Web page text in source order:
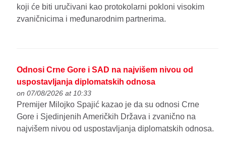
koji će biti uručivani kao protokolarni pokloni visokim
zvaničnicima i međunarodnim partnerima.
Odnosi Crne Gore i SAD na najvišem nivou od
uspostavljanja diplomatskih odnosa
on 07/08/2026 at 10:33
Premijer Milojko Spajić kazao je da su odnosi Crne
Gore i Sjedinjenih Američkih Država i zvanično na
najvišem nivou od uspostavljanja diplomatskih odnosa.